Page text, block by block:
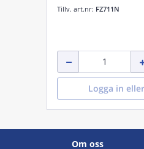
Tillv. art.nr: FZ711N
Logga in
Om oss